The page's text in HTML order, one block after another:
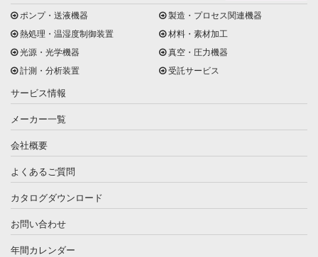
ポンプ・送液機器
熱処理・温湿度制御装置
光源・光学機器
計測・分析装置
製造・プロセス関連機器
材料・素材加工
真空・圧力機器
受託サービス
サービス情報
メーカー一覧
会社概要
よくあるご質問
カタログダウンロード
お問い合わせ
年間カレンダー